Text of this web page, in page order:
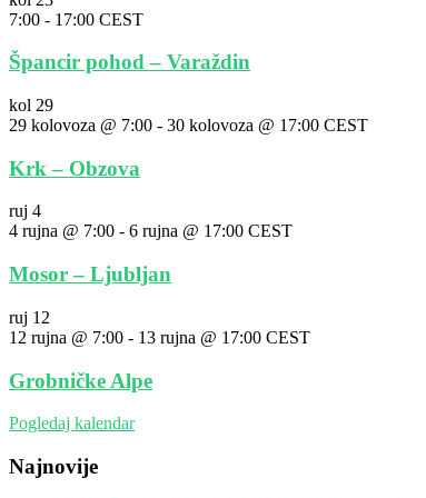
7:00 - 17:00 CEST
Špancir pohod – Varaždin
kol 29
29 kolovoza @ 7:00 - 30 kolovoza @ 17:00 CEST
Krk – Obzova
ruj 4
4 rujna @ 7:00 - 6 rujna @ 17:00 CEST
Mosor – Ljubljan
ruj 12
12 rujna @ 7:00 - 13 rujna @ 17:00 CEST
Grobničke Alpe
Pogledaj kalendar
Najnovije